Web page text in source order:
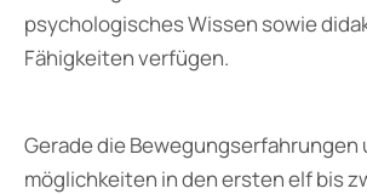
psychologisches Wissen sowie
Fähigkeiten verfügen.
Gerade die Bewegungserfahrungen
möglichkeiten in den ersten elf bis